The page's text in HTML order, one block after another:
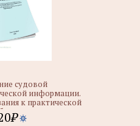
судовой
информации.
к практической
₽